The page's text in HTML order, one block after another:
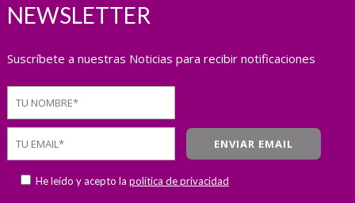
NEWSLETTER
Suscríbete a nuestras Noticias para recibir notificaciones
He leído y acepto la política de privacidad